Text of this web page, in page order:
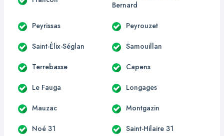
Bernard
Peyrissas Peyrouzet
Saint-Élix-Séglan Samouillan
Terrebasse Capens
Le Fauga Longages
Mauzac Montgazin
Noé 31 Saint-Hilaire 31